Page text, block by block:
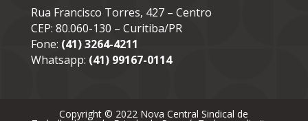
Rua Francisco Torres, 427 – Centro
CEP: 80.060-130 – Curitiba/PR
Fone: (41) 3264-4211
Whatsapp: (41) 99167-0114
Copyright © 2022 Nova Central Sindical de